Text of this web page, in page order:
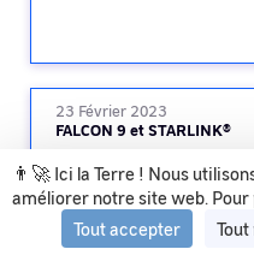
👨‍🚀 Ici la Terre ! Nous
améliorer notre site web.
Tout accepter
23 Février 2023
FALCON 9 et STARLINK®